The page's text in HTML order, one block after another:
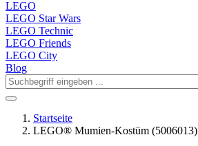
LEGO
LEGO Star Wars
LEGO Technic
LEGO Friends
LEGO City
Blog
Startseite
LEGO® Mumien-Kostüm (5006013)